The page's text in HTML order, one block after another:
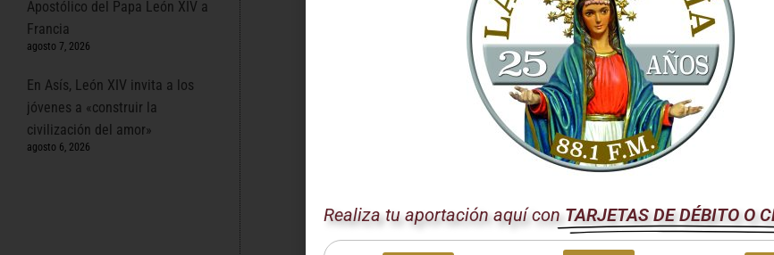
Apostólico del Papa León XIV a
Francia
agosto 7, 2026
En Asís, León XIV invita a los
jóvenes a «construir la
civilización del amor»
agosto 6, 2026
La Interpelación del Papa: No Caer
Papa León XIV es una poderosa interpelación contra la
verdadera fraternidad cristiana nos llama a ver en cada rostro que sufre
Myanmar, el Pontífice no solo se refiere a la ayuda material, sino también
derechos humanosy la búsqueda de soluciones políticas que
Su Santidad instó a los líderes mundiales a:
Proporcionar ayuda urgente
a las poblaciones más vulnerables.
Fomentar eldiálogoy la búsqueda de soluciones pacíficas.
Proteger a los civiles y garantizar elacceso humanitario
Realiza tu aportación aquí con TARJETAS DE DÉBITO O